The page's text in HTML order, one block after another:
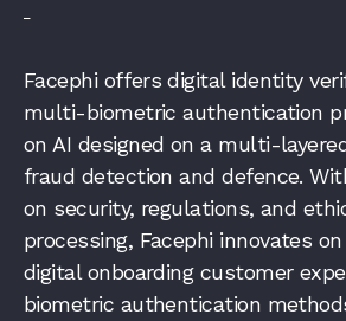
Facephi offers digital identity
multi-biometric authentication
on AI designed on a multi-
fraud detection and defence.
on security, regulations, and
processing, Facephi innovates
digital onboarding customer
biometric authentication